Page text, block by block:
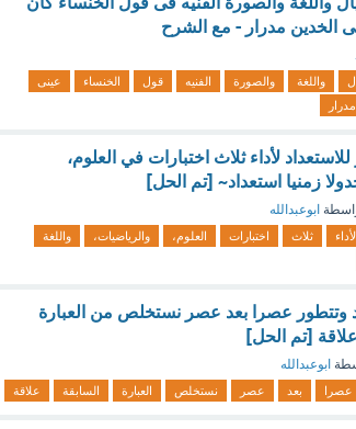
الخدين مدرار - مع الشرح
واللغة والصورة الفنيه قول الخنساء
عينى
مدرار
الأكثر للاستعداد لأداء ثلاث اختبارات في العلوم،
زمنيا استعداد~ [تم الحل]
ابوعبدالله
لأداء ثلاث اختبارات العلوم، والرياضيات،
واللغة
بين المنطق واللغة " -5 تتأكد وتتطور عصرا بعد عصر نستخلص من العبارة
[تم الحل]
ابوعبدالله
عصرا بعد عصر نستخلص العبارة السابقة علاقة